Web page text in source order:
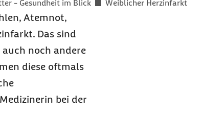
- Gesundheit im Blick Weiblicher Herzinfarkt
Atemnot,
Das sind
noch andere
diese oftmals
bei der